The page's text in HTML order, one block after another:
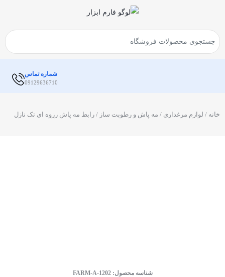
شماره تماس
09129636710
خانه / لوازم مرغداری / مه پاش و رطوبت ساز / رابط مه پاش رزوه ای تک نازل
شناسه محصول:FARM-A-1202